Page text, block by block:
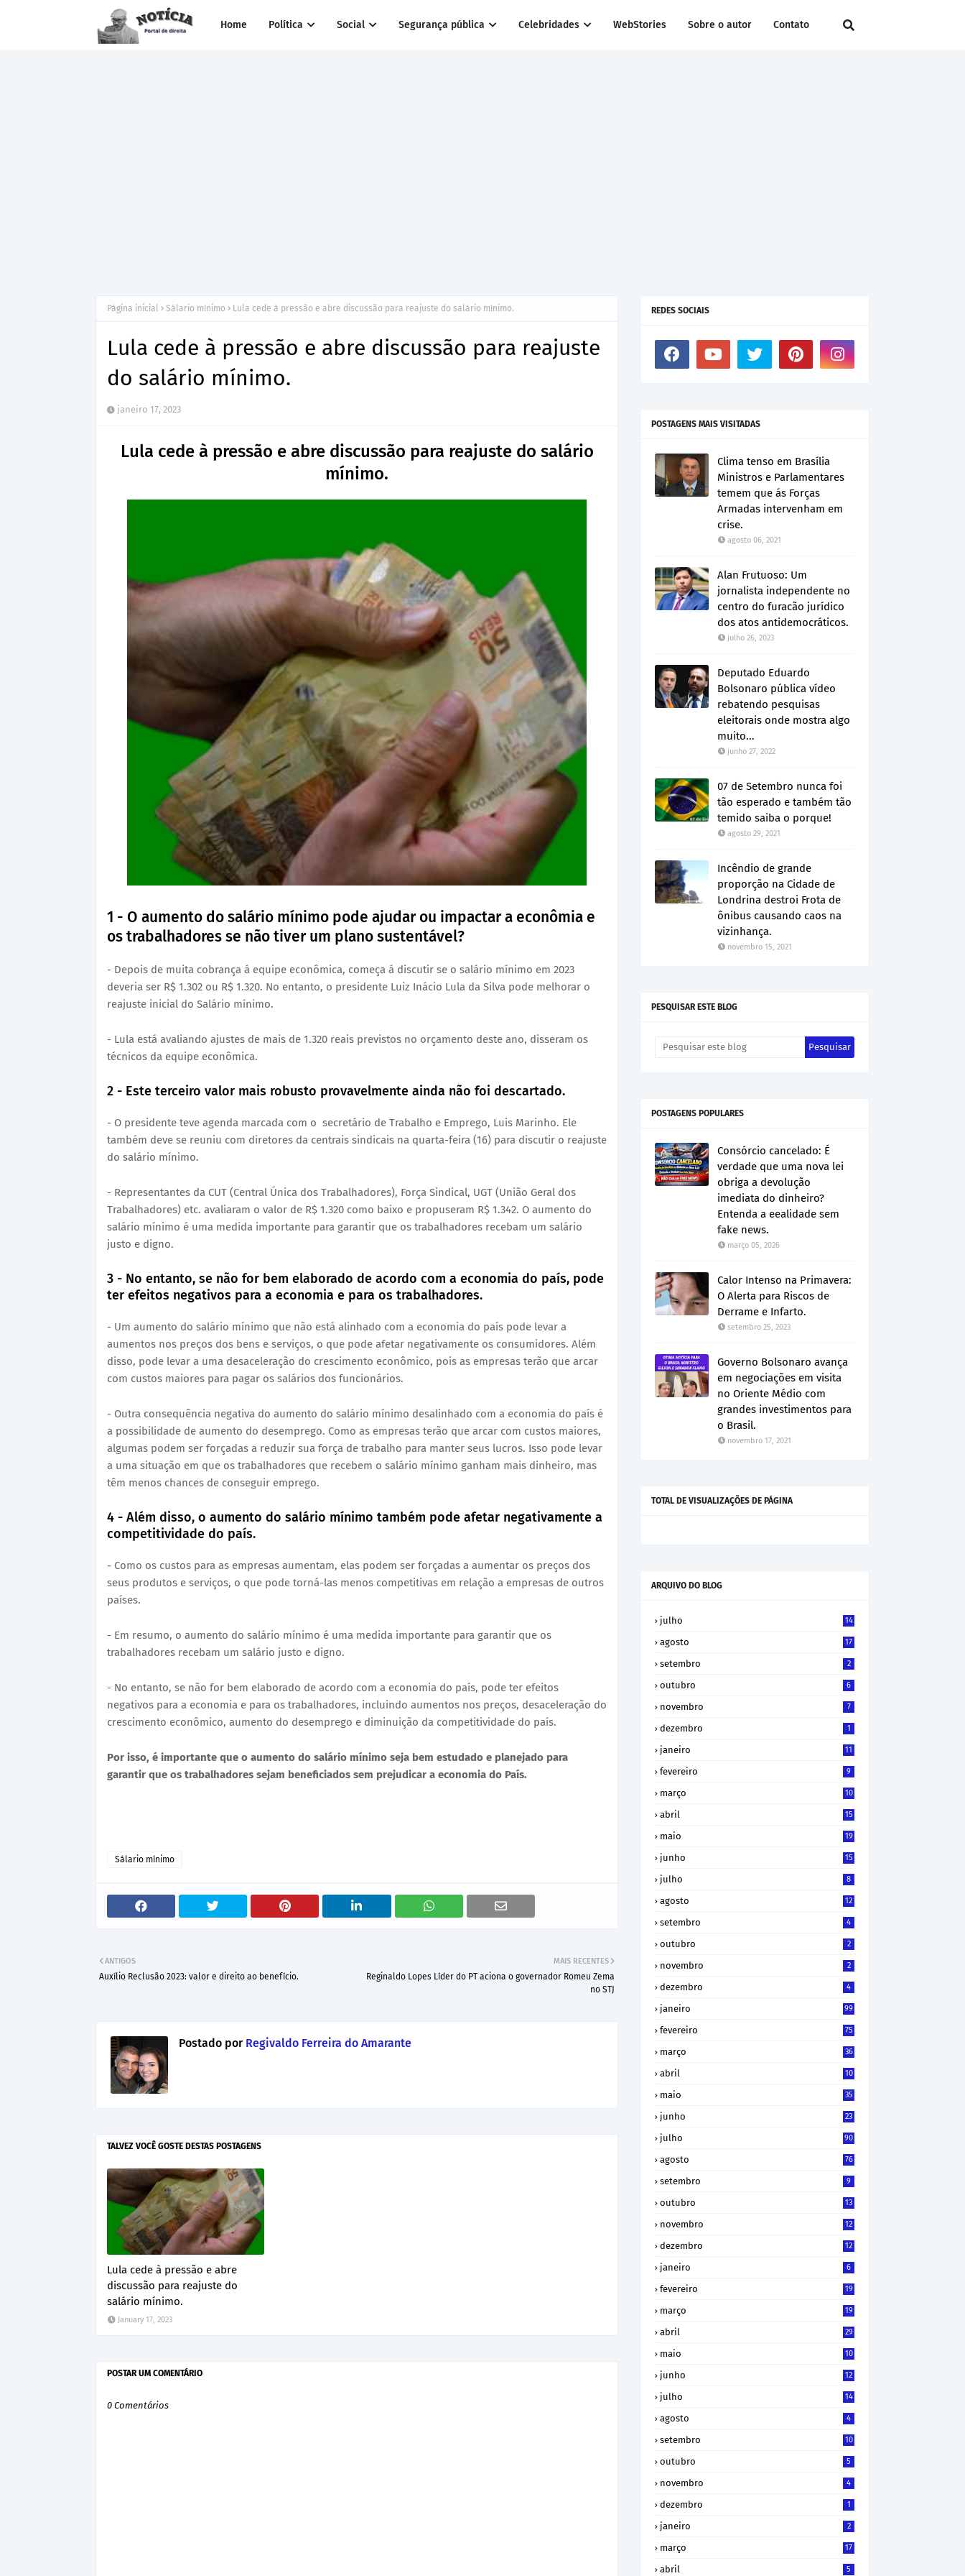
Home Política Social Segurança pública Celebridades WebStories Sobre o autor Contato
Página inicial Sálario mínimo Lula cede à pressão e abre discussão para reajuste do salário mínimo.
Lula cede à pressão e abre discussão para reajuste
do salário mínimo.
janeiro 17, 2023
Lula cede à pressão e abre discussão para reajuste do salário
mínimo.
1 - O aumento do salário mínimo pode ajudar ou impactar a econômia e
os trabalhadores se não tiver um plano sustentável?
- Depois de muita cobrança á equipe econômica, começa á discutir se o salário mínimo em 2023
deveria ser R$ 1.302 ou R$ 1.320. No entanto, o presidente Luiz Inácio Lula da Silva pode melhorar o
reajuste inicial do Salário mínimo.
- Lula está avaliando ajustes de mais de 1.320 reais previstos no orçamento deste ano, disseram os
técnicos da equipe econômica.
2 - Este terceiro valor mais robusto provavelmente ainda não foi descartado.
- O presidente teve agenda marcada com o secretário de Trabalho e Emprego, Luis Marinho. Ele
também deve se reuniu com diretores da centrais sindicais na quarta-feira (16) para discutir o reajuste
do salário mínimo.
- Representantes da CUT (Central Única dos Trabalhadores), Força Sindical, UGT (União Geral dos
Trabalhadores) etc. avaliaram o valor de R$ 1.320 como baixo e propuseram R$ 1.342. O aumento do
salário mínimo é uma medida importante para garantir que os trabalhadores recebam um salário
justo e digno.
3 - No entanto, se não for bem elaborado de acordo com a economia do país, pode
ter efeitos negativos para a economia e para os trabalhadores.
- Um aumento do salário mínimo que não está alinhado com a economia do país pode levar a
aumentos nos preços dos bens e serviços, o que pode afetar negativamente os consumidores. Além
disso, pode levar a uma desaceleração do crescimento econômico, pois as empresas terão que arcar
com custos maiores para pagar os salários dos funcionários.
- Outra consequência negativa do aumento do salário mínimo desalinhado com a economia do país é
a possibilidade de aumento do desemprego. Como as empresas terão que arcar com custos maiores,
algumas podem ser forçadas a reduzir sua força de trabalho para manter seus lucros. Isso pode levar
a uma situação em que os trabalhadores que recebem o salário mínimo ganham mais dinheiro, mas
têm menos chances de conseguir emprego.
4 - Além disso, o aumento do salário mínimo também pode afetar negativamente a
competitividade do país.
- Como os custos para as empresas aumentam, elas podem ser forçadas a aumentar os preços dos
seus produtos e serviços, o que pode torná-las menos competitivas em relação a empresas de outros
países.
- Em resumo, o aumento do salário mínimo é uma medida importante para garantir que os
trabalhadores recebam um salário justo e digno.
- No entanto, se não for bem elaborado de acordo com a economia do país, pode ter efeitos
negativos para a economia e para os trabalhadores, incluindo aumentos nos preços, desaceleração do
crescimento econômico, aumento do desemprego e diminuição da competitividade do país.
Por isso, é importante que o aumento do salário mínimo seja bem estudado e planejado para
garantir que os trabalhadores sejam beneficiados sem prejudicar a economia do País.
Sálario mínimo
MAIS RECENTES
Reginaldo Lopes Líder do PT aciona o governador Romeu Zema
no STJ
ANTIGOS
Auxílio Reclusão 2023: valor e direito ao benefício.
Postado porRegivaldo Ferreira do Amarante
TALVEZ VOCÊ GOSTE DESTAS POSTAGENS
Lula cede à pressão e abre
discussão para reajuste do
salário mínimo.
January 17, 2023
POSTAR UM COMENTÁRIO
0 Comentários
REDES SOCIAIS
POSTAGENS MAIS VISITADAS
Clima tenso em Brasília
Ministros e Parlamentares
temem que ás Forças
Armadas intervenham em
crise.
agosto 06, 2021
Alan Frutuoso: Um
jornalista independente no
centro do furacão jurídico
dos atos antidemocráticos.
julho 26, 2023
Deputado Eduardo
Bolsonaro pública vídeo
rebatendo pesquisas
eleitorais onde mostra algo
muito...
junho 27, 2022
07 de Setembro nunca foi
tão esperado e também tão
temido saiba o porque!
agosto 29, 2021
Incêndio de grande
proporção na Cidade de
Londrina destroi Frota de
ônibus causando caos na
vizinhança.
novembro 15, 2021
PESQUISAR ESTE BLOG
POSTAGENS POPULARES
Consórcio cancelado: É
verdade que uma nova lei
obriga a devolução
imediata do dinheiro?
Entenda a eealidade sem
fake news.
março 05, 2026
Calor Intenso na Primavera:
O Alerta para Riscos de
Derrame e Infarto.
setembro 25, 2023
Governo Bolsonaro avança
em negociações em visita
no Oriente Médio com
grandes investimentos para
o Brasil.
novembro 17, 2021
TOTAL DE VISUALIZAÇÕES DE PÁGINA
ARQUIVO DO BLOG
julho 14
agosto 17
setembro 2
outubro 6
novembro 7
dezembro 1
janeiro 11
fevereiro 9
março 10
abril 15
maio 19
junho 15
julho 8
agosto 12
setembro 4
outubro 2
novembro 2
dezembro 4
janeiro 99
fevereiro 75
março 36
abril 10
maio 35
junho 23
julho 90
agosto 76
setembro 9
outubro 13
novembro 12
dezembro 12
janeiro 6
fevereiro 19
março 19
abril 29
maio 10
junho 12
julho 14
agosto 4
setembro 10
outubro 5
novembro 4
dezembro 1
janeiro 2
março 17
abril 5